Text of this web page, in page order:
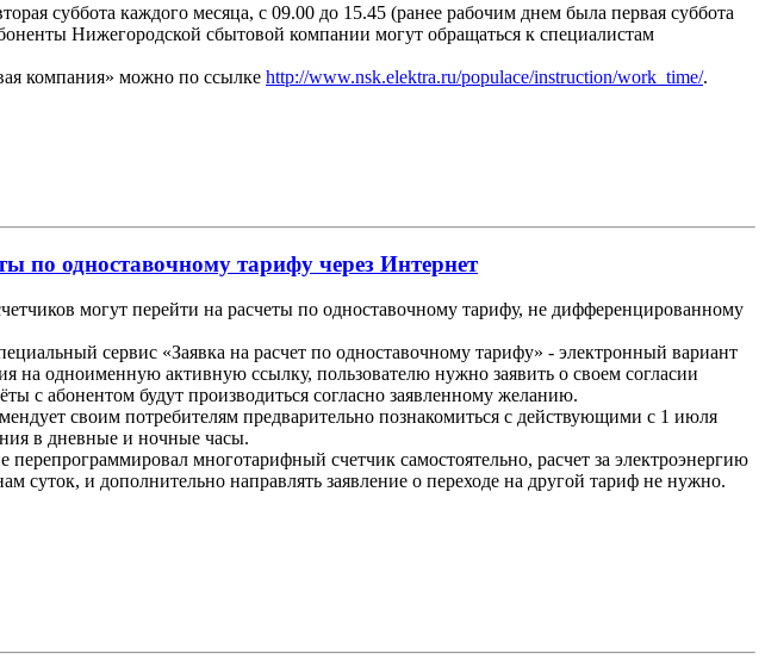
суббота каждого месяца, с 09.00 до 15.45 (ранее рабочим днем была первая суббота
Нижегородской сбытовой компании могут обращаться к специалистам
компания» можно по ссылке http://www.nsk.elektra.ru/populace/instruction/work_time/.
по одноставочному тарифу через Интернет
могут перейти на расчеты по одноставочному тарифу, не дифференцированному
сервис «Заявка на расчет по одноставочному тарифу» - электронный вариант
на одноименную активную ссылку, пользователю нужно заявить о своем согласии
с абонентом будут производиться согласно заявленному желанию.
своим потребителям предварительно познакомиться с действующими с 1 июля
в дневные и ночные часы.
многотарифный счетчик самостоятельно, расчет за электроэнергию
суток, и дополнительно направлять заявление о переходе на другой тариф не нужно.